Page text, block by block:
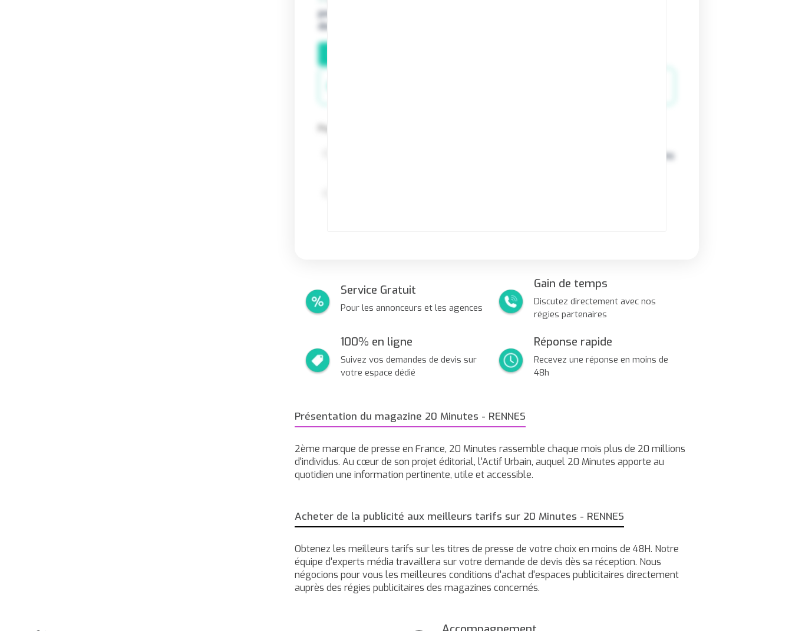
pour traiter votre demande. Pour en savoir plus sur la gestion de vos
données et sur vos droits, consultez notre
Pour cette demande de devis, je choisis :
__b D'être mis(e) en relation directe avec la régie publicitaire - b__ sans
Service Gratuit
Pour les annonceurs et les agences
Gain de temps
Discutez directement avec nos
régies partenaires
100% en ligne
Suivez vos demandes de devis sur
votre espace dédié
Réponse rapide
Recevez une réponse en moins de
48h
Présentation du magazine 20 Minutes - RENNES
2ème marque de presse en France, 20 Minutes rassemble chaque mois plus de 20 millions
d'individus. Au cœur de son projet éditorial, l'Actif Urbain, auquel 20 Minutes apporte au
quotidien une information pertinente, utile et accessible.
Acheter de la publicité aux meilleurs tarifs sur 20 Minutes - RENNES
Obtenez les meilleurs tarifs sur les titres de presse de votre choix en moins de 48H. Notre
équipe d'experts média travaillera sur votre demande de devis dès sa réception. Nous
négocions pour vous les meilleures conditions d'achat d'espaces publicitaires directement
auprès des régies publicitaires des magazines concernés.